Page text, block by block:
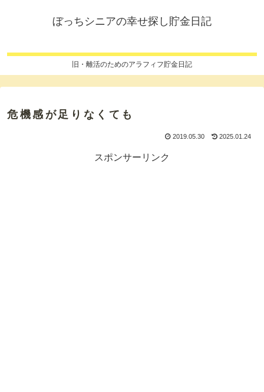
ぼっちシニアの幸せ探し貯金日記
旧・離活のためのアラフィフ貯金日記
危機感が足りなくても
2019.05.30 2025.01.24
スポンサーリンク